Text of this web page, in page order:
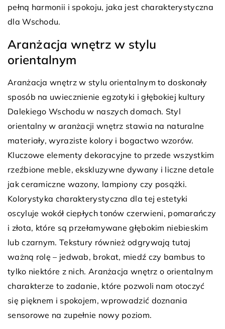
pełną harmonii i spokoju, jaka jest charakterystyczna
dla Wschodu.
Aranżacja wnętrz w stylu
orientalnym
Aranżacja wnętrz w stylu orientalnym to doskonały
sposób na uwiecznienie egzotyki i głębokiej kultury
Dalekiego Wschodu w naszych domach. Styl
orientalny w aranżacji wnętrz stawia na naturalne
materiały, wyraziste kolory i bogactwo wzorów.
Kluczowe elementy dekoracyjne to przede wszystkim
rzeźbione meble, ekskluzywne dywany i liczne detale
jak ceramiczne wazony, lampiony czy posążki.
Kolorystyka charakterystyczna dla tej estetyki
oscyluje wokół ciepłych tonów czerwieni, pomarańczy
i złota, które są przełamywane głębokim niebieskim
lub czarnym. Tekstury również odgrywają tutaj
ważną rolę – jedwab, brokat, miedź czy bambus to
tylko niektóre z nich. Aranżacja wnętrz o orientalnym
charakterze to zadanie, które pozwoli nam otoczyć
się pięknem i spokojem, wprowadzić doznania
sensorowe na zupełnie nowy poziom.